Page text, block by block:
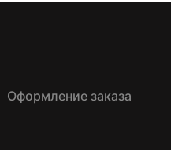
Оформление заказа